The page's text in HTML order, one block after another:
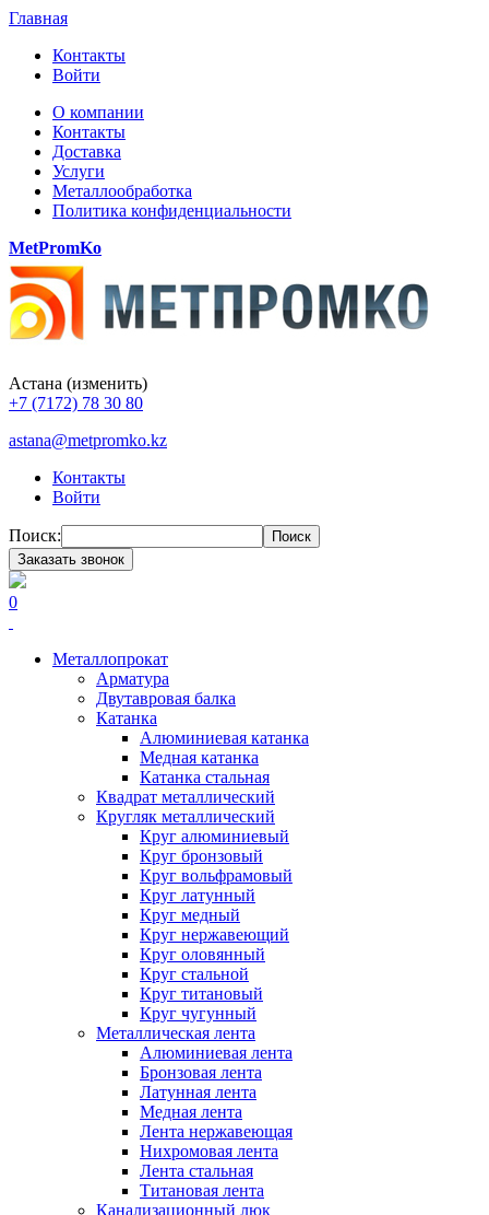
Главная
Контакты
Войти
О компании
Контакты
Доставка
Услуги
Металлообработка
Политика конфиденциальности
MetPromKo
Астана (изменить)
+7 (7172) 78 30 80
astana@metpromko.kz
Контакты
Войти
Поиск:
Поиск
Заказать звонок
0
Металлопрокат
Арматура
Двутавровая балка
Катанка
Алюминиевая катанка
Медная катанка
Катанка стальная
Квадрат металлический
Кругляк металлический
Круг алюминиевый
Круг бронзовый
Круг вольфрамовый
Круг латунный
Круг медный
Круг нержавеющий
Круг оловянный
Круг стальной
Круг титановый
Круг чугунный
Металлическая лента
Алюминиевая лента
Бронзовая лента
Латунная лента
Медная лента
Лента нержавеющая
Нихромовая лента
Лента стальная
Титановая лента
Канализационный люк